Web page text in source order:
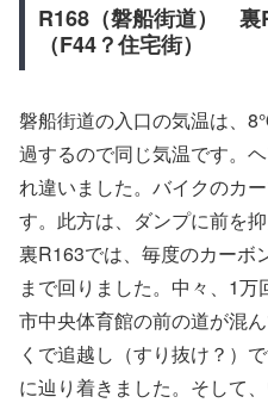
R168（磐船街道）
（F44？住宅街）
磐船街道の入口の気温は、
過するので同じ気温です。
れ違いました。バイクのカ
す。此方は、ダンプに前を
裏R163では、毎度のカーボ
まで回りました。中々、1
市中央体育館の前の道が混
くで追越し（すり抜け？）
に辿り着きました。そして